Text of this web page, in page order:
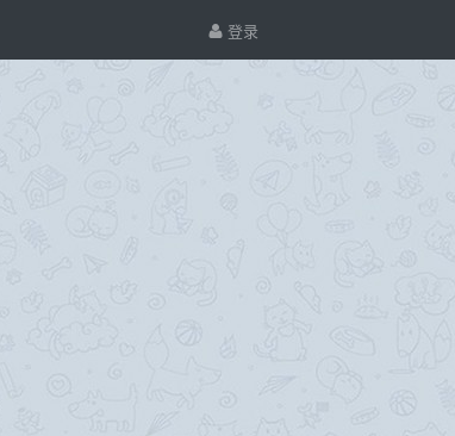
登录